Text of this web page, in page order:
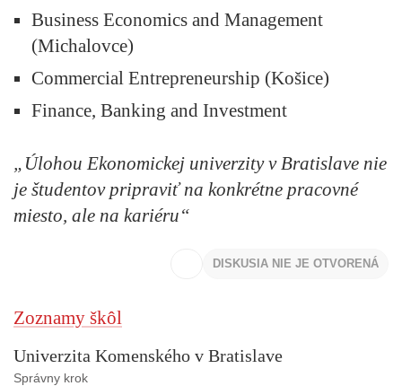
Business Economics and Management
(Michalovce)
Commercial Entrepreneurship (Košice)
Finance, Banking and Investment
„Úlohou Ekonomickej univerzity v Bratislave nie
je študentov pripraviť na konkrétne pracovné
miesto, ale na kariéru“
DISKUSIA NIE JE OTVORENÁ
Zoznamy škôl
Univerzita Komenského v Bratislave
Správny krok